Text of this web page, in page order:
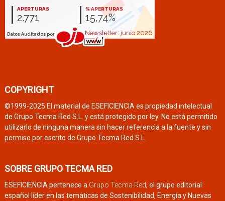
COPYRIGHT
©1999-2025 El material de ESEFICIENCIA es propiedad intelectual
de Grupo Tecma Red S.L. y está protegido por ley. No está permitido
utilizarlo de ninguna manera sin hacer referencia a la fuente y sin
permiso por escrito de Grupo Tecma Red S.L.
SOBRE GRUPO TECMA RED
ESEFICIENCIA pertenece a Grupo Tecma Red, el grupo editorial
español líder en las temáticas de Sostenibilidad, Energía y Nuevas